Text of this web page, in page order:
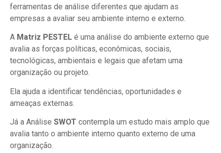
ferramentas de análise diferentes que ajudam as
empresas a avaliar seu ambiente interno e externo.
A Matriz PESTEL é uma análise do ambiente externo que
avalia as forças políticas, econômicas, sociais,
tecnológicas, ambientais e legais que afetam uma
organização ou projeto.
Ela ajuda a identificar tendências, oportunidades e
ameaças externas.
Já a Análise SWOT contempla um estudo mais amplo que
avalia tanto o ambiente interno quanto externo de uma
organização.